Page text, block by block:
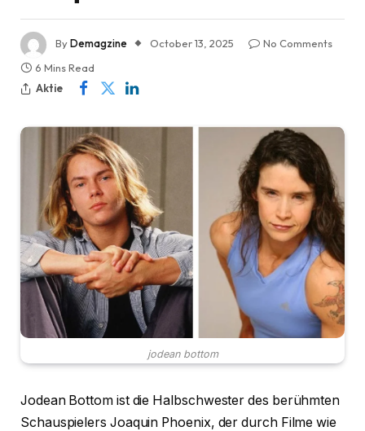
ByDemagzine October 13, 2025
No Comments
6 Mins Read
Aktie
jodean bottom
Jodean Bottom ist die Halbschwester des berühmten
Schauspielers Joaquin Phoenix, der durch Filme wie